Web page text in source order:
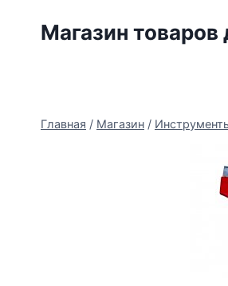
Магазин товаров
Главная / Магазин /